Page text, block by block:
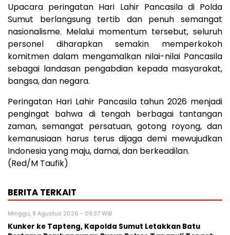
Upacara peringatan Hari Lahir Pancasila di Polda
Sumut berlangsung tertib dan penuh semangat
nasionalisme. Melalui momentum tersebut, seluruh
personel diharapkan semakin memperkokoh
komitmen dalam mengamalkan nilai-nilai Pancasila
sebagai landasan pengabdian kepada masyarakat,
bangsa, dan negara.
Peringatan Hari Lahir Pancasila tahun 2026 menjadi
pengingat bahwa di tengah berbagai tantangan
zaman, semangat persatuan, gotong royong, dan
kemanusiaan harus terus dijaga demi mewujudkan
Indonesia yang maju, damai, dan berkeadilan.
(Red/M Taufik)
BERITA TERKAIT
Minggu, 9 Agustus 2026 - 09:37 WIB
Kunker ke Tapteng, Kapolda Sumut Letakkan Batu